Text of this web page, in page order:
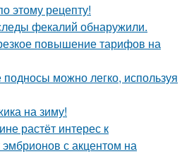
этому рецепту!
фекалий обнаружили.
повышение тарифов на
можно легко, используя
на зиму!
растёт интерес к
эмбрионов с акцентом на